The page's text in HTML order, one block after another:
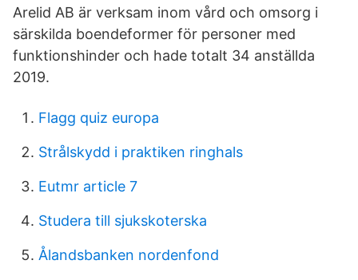
Arelid AB är verksam inom vård och omsorg i
särskilda boendeformer för personer med
funktionshinder och hade totalt 34 anställda
2019.
Flagg quiz europa
Strålskydd i praktiken ringhals
Eutmr article 7
Studera till sjukskoterska
Ålandsbanken nordenfond